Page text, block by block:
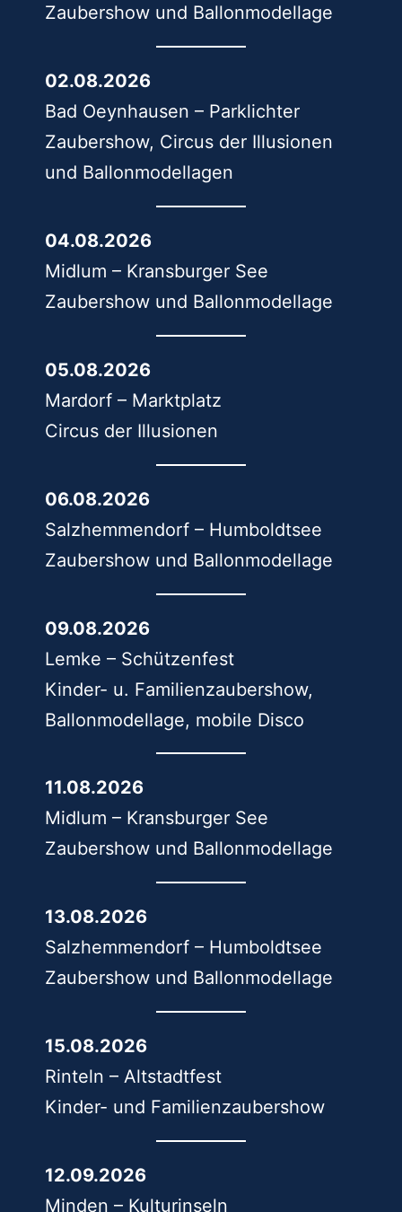
Zaubershow und Ballonmodellage
02.08.2026
Bad Oeynhausen – Parklichter
Zaubershow, Circus der Illusionen
und Ballonmodellagen
04.08.2026
Midlum – Kransburger See
Zaubershow und Ballonmodellage
05.08.2026
Mardorf – Marktplatz
Circus der Illusionen
06.08.2026
Salzhemmendorf – Humboldtsee
Zaubershow und Ballonmodellage
09.08.2026
Lemke – Schützenfest
Kinder- u. Familienzaubershow,
Ballonmodellage, mobile Disco
11.08.2026
Midlum – Kransburger See
Zaubershow und Ballonmodellage
13.08.2026
Salzhemmendorf – Humboldtsee
Zaubershow und Ballonmodellage
15.08.2026
Rinteln – Altstadtfest
Kinder- und Familienzaubershow
12.09.2026
Minden – Kulturinseln